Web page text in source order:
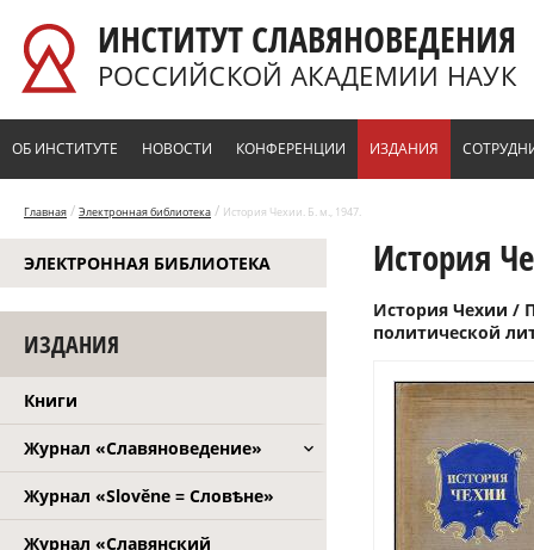
ИНСТИТУТ СЛАВЯНОВЕДЕНИЯ
РОССИЙСКОЙ АКАДЕМИИ НАУК
ОБ ИНСТИТУТЕ НОВОСТИ КОНФЕРЕНЦИИ ИЗДАНИЯ
Главная / Электронная библиотека / История Чехии. Б. м., 1947.
ЭЛЕКТРОННАЯ БИБЛИОТЕКА
ИЗДАНИЯ
Книги
Журнал «Славяноведение»
Журнал «Slověne = Словѣне»
Журнал «Славянский
История
История Чехии /
политической